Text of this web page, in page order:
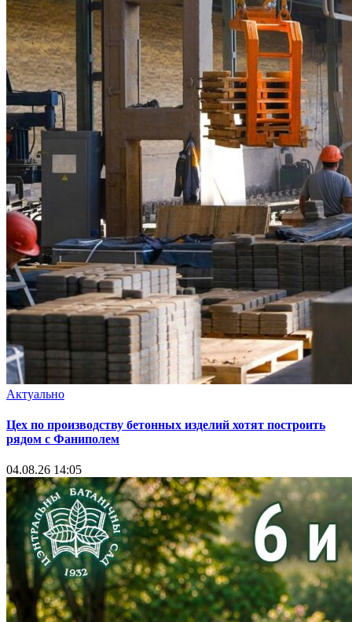
Актуально
Цех по производству бетонных изделий хотят построить
рядом с Фаниполем
04.08.26 14:05